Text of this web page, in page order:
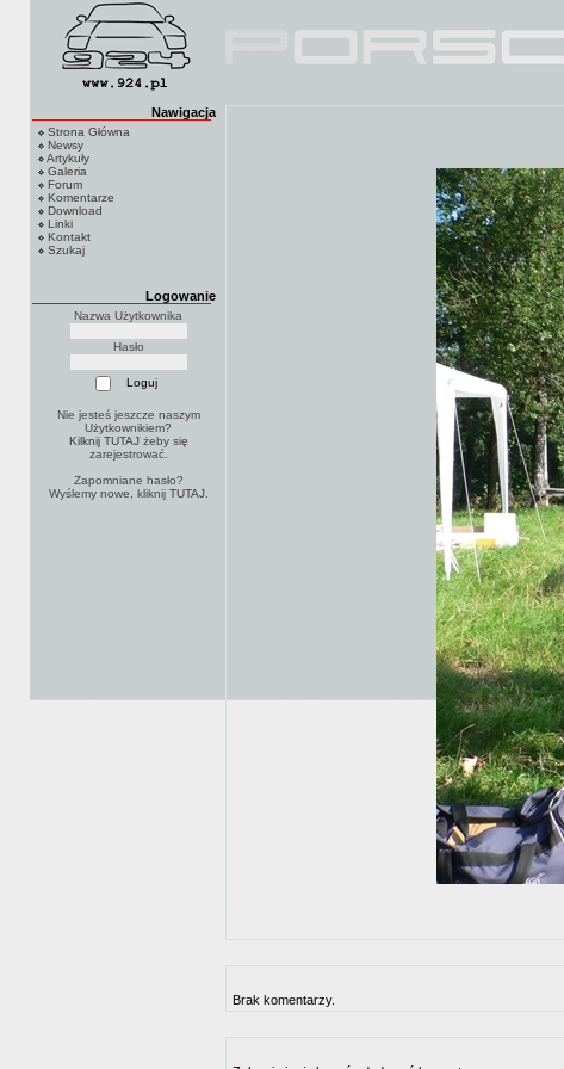
Nawigacja
Strona Główna
Newsy
Artykuły
Galeria
Forum
Komentarze
Download
Linki
Kontakt
Szukaj
Logowanie
Nazwa Użytkownika
Hasło
Nie jesteś jeszcze naszym
Użytkownikiem?
Kilknij TUTAJżeby się
zarejestrować.
Zapomniane hasło?
Wyślemy nowe, kliknij TUTAJ.
Brak komentarzy.